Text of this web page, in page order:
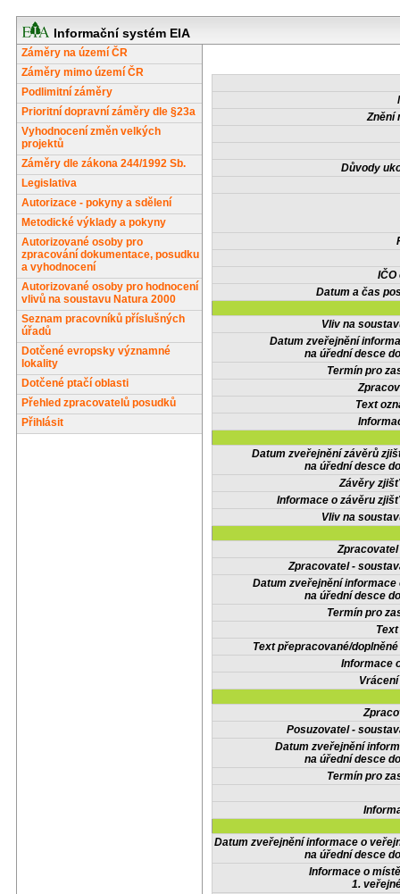
Informační systém EIA
Záměry na území ČR
Záměry mimo území ČR
Podlimitní záměry
Prioritní dopravní záměry dle §23a
Vyhodnocení změn velkých
projektů
Záměry dle zákona 244/1992 Sb.
Legislativa
Autorizace - pokyny a sdělení
Metodické výklady a pokyny
Autorizované osoby pro
zpracování dokumentace, posudku
a vyhodnocení
Autorizované osoby pro hodnocení
vlivů na soustavu Natura 2000
Seznam pracovníků příslušných
úřadů
Dotčené evropsky významné
lokality
Dotčené ptačí oblasti
Přehled zpracovatelů posudků
Přihlásit
Znění
Důvody
IČO
Datum a čas
Vliv na
Datum zveřejnění
na úřední desce
Termín pro
Text
Datum zveřejnění závěrů
na úřední desce
Závěry
Informace o závěru
Vliv na
Zpracovatel -
Datum zveřejnění informace
na úřední desce
Termín pro
Text přepracované/
Informace
Posuzovatel -
Datum zveřejnění
na úřední desce
Termín pro
Datum zveřejnění informace o
na úřední desce
Informace o
1.